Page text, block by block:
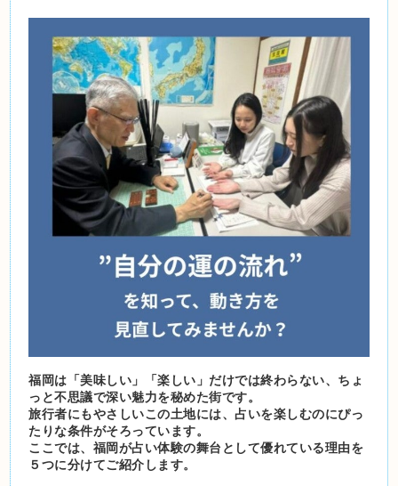
福岡は「美味しい」「楽しい」だけでは終わらない、ちょ
っと不思議で深い魅力を秘めた街です。
旅行者にもやさしいこの土地には、占いを楽しむのにぴっ
たりな条件がそろっています。
ここでは、福岡が占い体験の舞台として優れている理由を
５つに分けてご紹介します。